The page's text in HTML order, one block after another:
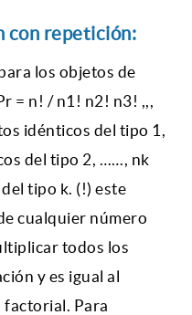
con repetición:
los objetos de
= n! / n1! n2! n3! ,,,
idénticos del tipo 1,
del tipo 2, ……, nk
tipo k. (!) este
cualquier número
todos los
y es igual al
factorial. Para